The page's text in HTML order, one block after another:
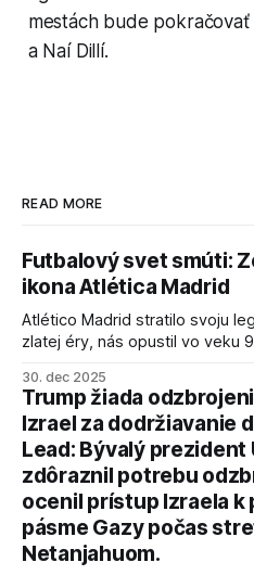
mestách bude
a Naí Dillí.
READ MORE
Futbalový svet smúti:
ikona Atlética Madrid
Atlético Madrid stratilo svoju
zlatej éry, nás opustil vo veku
30. dec 2025
Trump žiada
Izrael za dodržiavanie
Lead: Bývalý prezident
zdôraznil potrebu
ocenil prístup Izraela k
pásme Gazy počas
Netanjahuom.